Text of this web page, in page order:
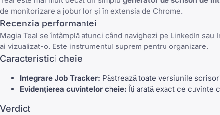
de monitorizare a joburilor și în extensia de Chrome.
Recenzia performanței
Magia Teal se întâmplă atunci când navighezi pe LinkedIn
ai vizualizat-o. Este instrumentul suprem pentru organizare.
Caracteristici cheie
Integrare Job Tracker: Păstrează toate versiunile
Evidențierea cuvintelor cheie: Îți arată exact ce cuvinte
Verdict